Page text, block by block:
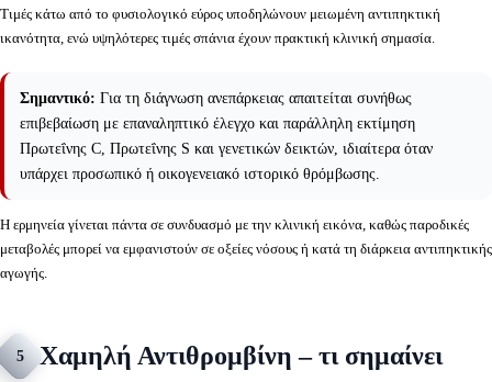
Τιμές κάτω από το φυσιολογικό εύρος υποδηλώνουν μειωμένη αντιπηκτική
ικανότητα, ενώ υψηλότερες τιμές σπάνια έχουν πρακτική κλινική σημασία.
Σημαντικό: Για τη διάγνωση ανεπάρκειας απαιτείται συνήθως
επιβεβαίωση με επαναληπτικό έλεγχο και παράλληλη εκτίμηση
Πρωτεΐνης C, Πρωτεΐνης S και γενετικών δεικτών, ιδιαίτερα όταν
υπάρχει προσωπικό ή οικογενειακό ιστορικό θρόμβωσης.
Η ερμηνεία γίνεται πάντα σε συνδυασμό με την κλινική εικόνα, καθώς παροδικές
μεταβολές μπορεί να εμφανιστούν σε οξείες νόσους ή κατά τη διάρκεια αντιπηκτικής
αγωγής.
5 Χαμηλή Αντιθρομβίνη – τι σημαίνει